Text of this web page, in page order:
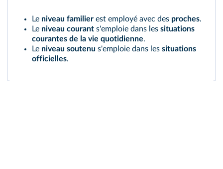
Le niveau familier est employé avec des proches.
Le niveau courant s'emploie dans les situations
courantes de la vie quotidienne.
Le niveau soutenu s'emploie dans les situations
officielles.